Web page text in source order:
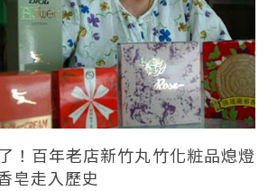
！百年老店新竹丸竹化粧品熄燈
皂走入歷史